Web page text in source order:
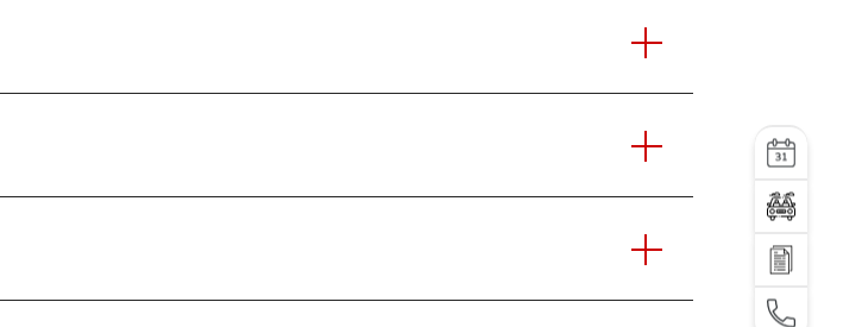
УСЛУГА
Тест-драйв
Отправить запрос
TEL: +995 32 2 292 000